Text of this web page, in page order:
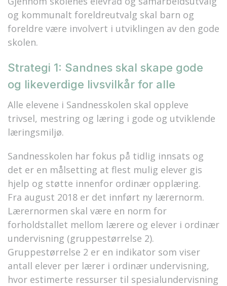
og kommunalt foreldreutvalg skal barn og
foreldre være involvert i utviklingen av den gode
skolen.
Strategi 1: Sandnes skal skape gode
og likeverdige livsvilkår for alle
Alle elevene i Sandnesskolen skal oppleve
trivsel, mestring og læring i gode og utviklende
læringsmiljø.
Sandnesskolen har fokus på tidlig innsats og
det er en målsetting at flest mulig elever gis
hjelp og støtte innenfor ordinær opplæring.
Fra august 2018 er det innført ny lærernorm.
Lærernormen skal være en norm for
forholdstallet mellom lærere og elever i ordinær
undervisning (gruppestørrelse 2).
Gruppestørrelse 2 er en indikator som viser
antall elever per lærer i ordinær undervisning,
hvor estimerte ressurser til spesialundervisning